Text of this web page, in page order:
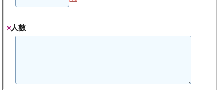
※人數